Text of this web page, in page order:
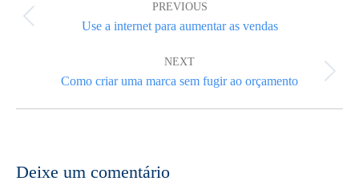
navigation
PREVIOUS
Previous
Use a internet para aumentar as vendas
NEXT
Next
Como criar uma marca sem fugir ao orçamento
Deixe um comentário